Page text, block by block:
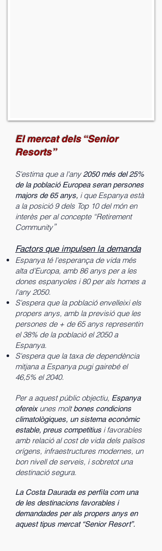
El mercat dels “Senior
Resorts”
S'estima que a l'any 2050 més del 25%
de la població Europea seran persones
majors de 65 anys, i que Espanya està
a la posició 9 dels Top 10 del món en
interès per al concepte “Retirement
Community”
Factors que impulsen la demanda
Espanya té l'esperança de vida més
alta d'Europa, amb 86 anys per a les
dones espanyoles i 80 per als homes a
l'any 2050.
S'espera que la població envelleixi els
propers anys, amb la previsió que les
persones de + de 65 anys representin
el 38% de la població el 2050 a
Espanya.
S'espera que la taxa de dependència
mitjana a Espanya pugi gairebé el
46,5% el 2040.
Per a aquest públic objectiu, Espanya
ofereix unes moltbones condicions
climatològiques, un sistema econòmic
estable, preus competitius i favorables
amb relació al cost de vida dels països
orígens, infraestructures modernes, un
bon nivell de serveis, i sobretot una
destinació segura.
La Costa Daurada es perfila com una
de les destinacions favorables i
demandades per als propers anys en
aquest tipus mercat “Senior Resort”.